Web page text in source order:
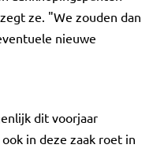
ze. "We zouden dan
nieuwe
dit voorjaar
in deze zaak roet in